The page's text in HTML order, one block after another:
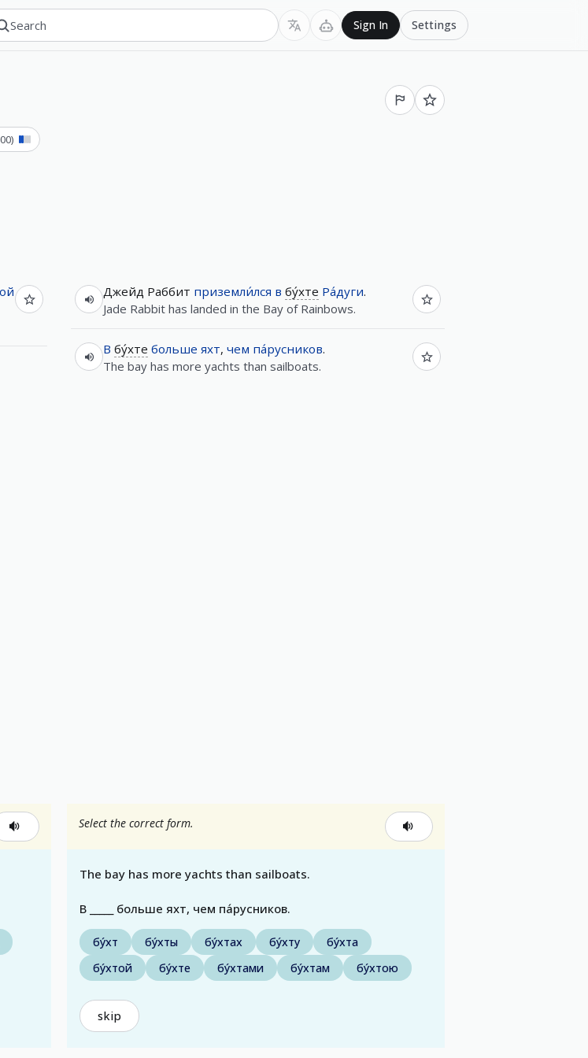
Sign In Settings
)
Джейд Раббит приземли́лся в бу́хте Ра́дуги.
Jade Rabbit has landed in the Bay of Rainbows.
В бу́хте больше яхт, чем па́русников.
The bay has more yachts than sailboats.
Select the correct form.
The bay has more yachts than sailboats.
В _____ больше яхт, чем па́русников.
бу́хт бу́хты бу́хтах бу́хту
бу́хта
бу́хтой
бу́хте бу́хтами бу́хтам бу́хтою
skip